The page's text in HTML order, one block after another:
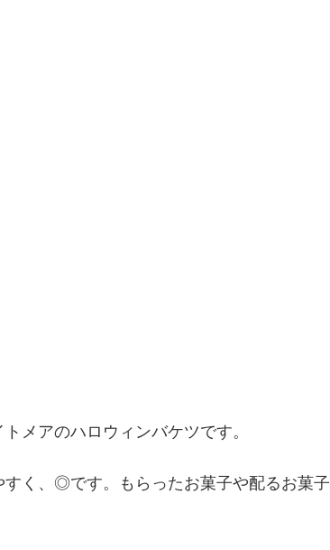
メアのハロウィンバケツです。
く、◎です。もらったお菓子や配るお菓子